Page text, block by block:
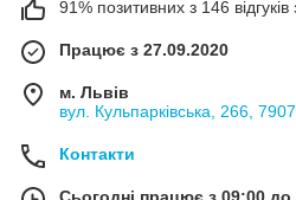
91% позитивних з 146 відгуків
Працює з 27.09.2020
м. Львів
вул. Кульпарківська, 266,
Контакти
Сьогодні працює з 09:00 до